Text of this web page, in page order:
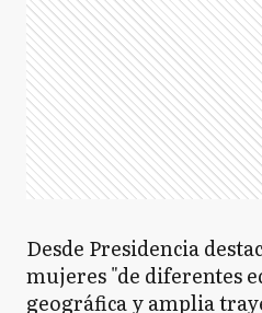
Desde Presidencia
mujeres "de diferentes
geográfica y amplia